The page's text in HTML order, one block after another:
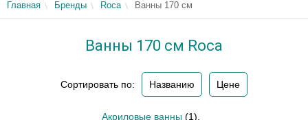
Главная Бренды Roca Ванны 170 см
Ванны 170 см Roca
Сортировать по: Названию Цене
Акриловые ванны (1)